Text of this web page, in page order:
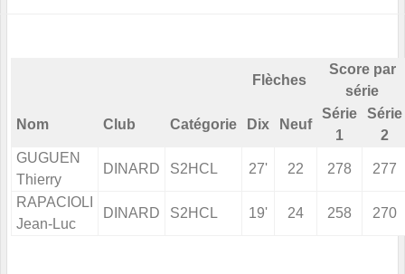
Flèches
Score par
série
Nom Club Catégorie Dix Neuf
Série
1
Série
2
GUGUEN
Thierry
DINARD S2HCL 27' 22 278 277
RAPACIOLI
Jean-Luc
DINARD S2HCL 19' 24 258 270